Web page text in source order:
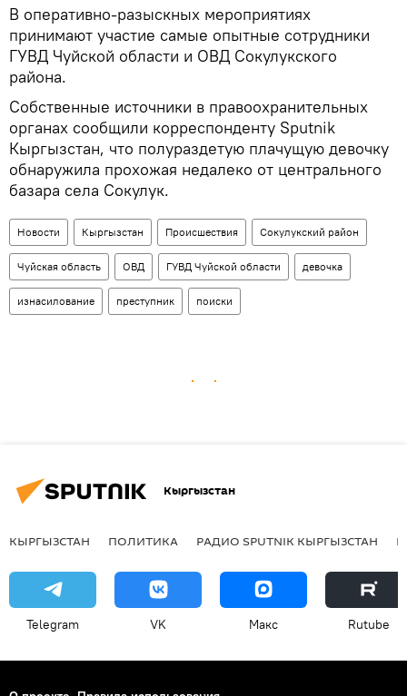
В оперативно-разыскных мероприятиях
принимают участие самые опытные сотрудники
ГУВД Чуйской области и ОВД Сокулукского
района.
Собственные источники в правоохранительных
органах сообщили корреспонденту Sputnik
Кыргызстан, что полураздетую плачущую девочку
обнаружила прохожая недалеко от центрального
базара села Сокулук.
Новости Кыргызстан Происшествия Сокулукский район
Чуйская область ОВД ГУВД Чуйской области девочка
изнасилование преступник поиски
Кыргызстан
КЫРГЫЗСТАН ПОЛИТИКА РАДИО SPUTNIK КЫРГЫЗСТАН
Telegram VK Макс Rutube